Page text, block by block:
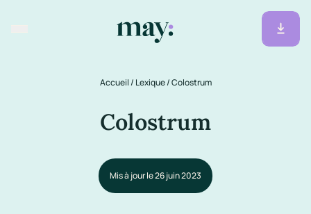
Accueil/ Lexique/Colostrum
Colostrum
Mis à jour le 26 juin 2023